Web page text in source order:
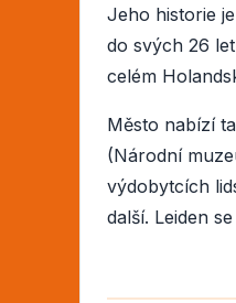
Jeho historie
do svých 26
celém
Město nabízí
(Národní
výdobytcích
další. Leiden